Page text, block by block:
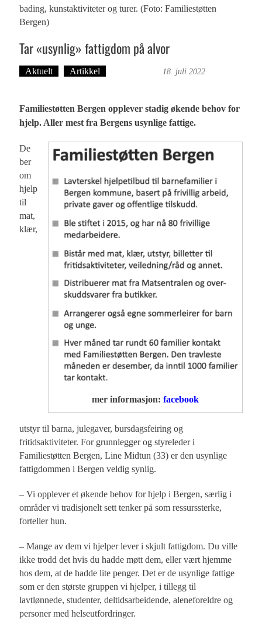
bading, kunstaktiviteter og turer. (Foto: Familiestøtten
Bergen)
Tar «usynlig» fattigdom på alvor
Aktuelt Artikkel 18. juli 2022
Familiestøtten Bergen opplever stadig økende behov for
hjelp. Aller mest fra Bergens usynlige fattige.
mer informasjon: facebook
De
ber
om
hjelp
til
mat,
klær,
utstyr til barna, julegaver, bursdagsfeiring og
fritidsaktiviteter. For grunnlegger og styreleder i
Familiestøtten Bergen, Line Midtun (33) er den usynlige
fattigdommen i Bergen veldig synlig.
– Vi opplever et økende behov for hjelp i Bergen, særlig i
områder vi tradisjonelt sett tenker på som ressurssterke,
forteller hun.
– Mange av dem vi hjelper lever i skjult fattigdom. Du ville
ikke trodd det hvis du hadde møtt dem, eller vært hjemme
hos dem, at de hadde lite penger. Det er de usynlige fattige
som er den største gruppen vi hjelper, i tillegg til
lavtlønnede, studenter, deltidsarbeidende, aleneforeldre og
personer med helseutfordringer.